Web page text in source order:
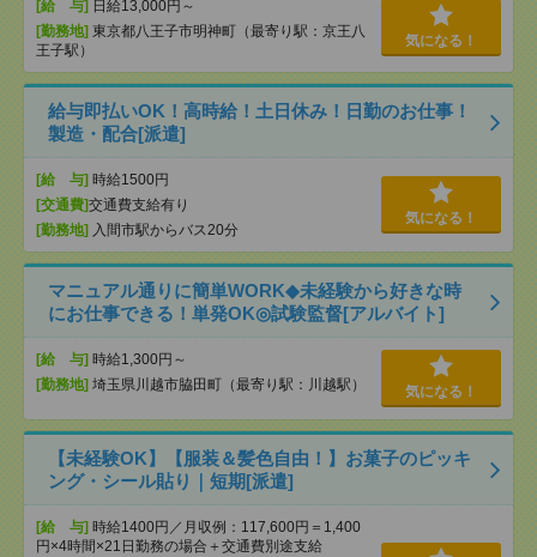
[給 与] 日給13,000円～
[勤務地] 東京都八王子市明神町（最寄り駅：京王八
王子駅）
気になる！
給与即払いOK！高時給！土日休み！日勤のお仕事！
製造・配合[派遣]
[給 与] 時給1500円
[交通費]交通費支給有り
[勤務地] 入間市駅からバス20分
気になる！
マニュアル通りに簡単WORK◆未経験から好きな時
にお仕事できる！単発OK◎試験監督[アルバイト]
[給 与] 時給1,300円～
[勤務地] 埼玉県川越市脇田町（最寄り駅：川越駅） 気になる！
【未経験OK】【服装＆髪色自由！】お菓子のピッキ
ング・シール貼り｜短期[派遣]
[給 与] 時給1400円／月収例：117,600円＝1,400
円×4時間×21日勤務の場合＋交通費別途支給